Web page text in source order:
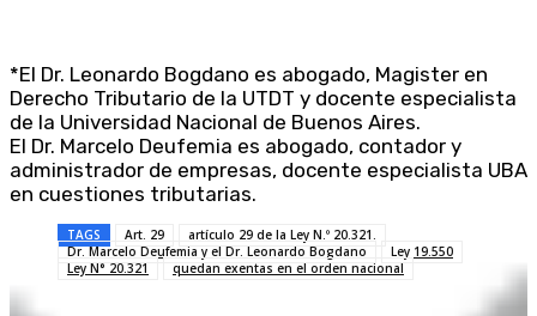
*El Dr. Leonardo Bogdano es abogado, Magister en
Derecho Tributario de la UTDT y docente especialista
de la Universidad Nacional de Buenos Aires.
El Dr. Marcelo Deufemia es abogado, contador y
administrador de empresas, docente especialista UBA
en cuestiones tributarias.
TAGS Art. 29
artículo 29 de la Ley N.º 20.321.
Dr. Marcelo Deufemia y el Dr. Leonardo Bogdano
Ley 19.550
Ley N° 20.321
quedan exentas en el orden nacional